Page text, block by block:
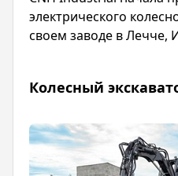
электрического
своем заводе в Лечче,
Колесный